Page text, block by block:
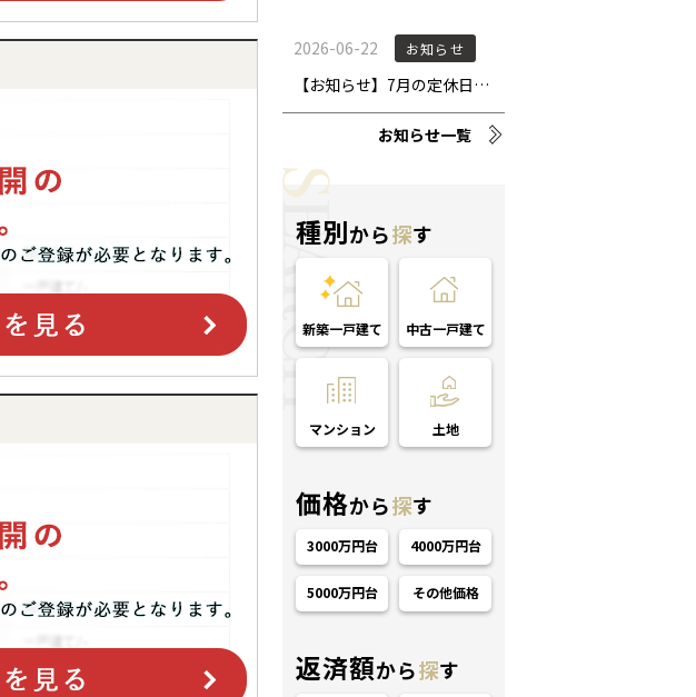
SEARCH
お知らせ一覧
種別から探す
新築一戸建て 中古一戸建て
マンション 土地
価格から探す
3000万円台 4000万円台
5000万円台 その他価格
返済額から探す